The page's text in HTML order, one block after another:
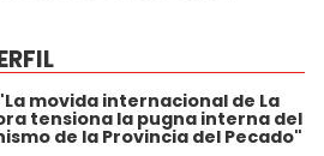
movida internacional de La
tensiona la pugna interna del
de la Provincia del Pecado"